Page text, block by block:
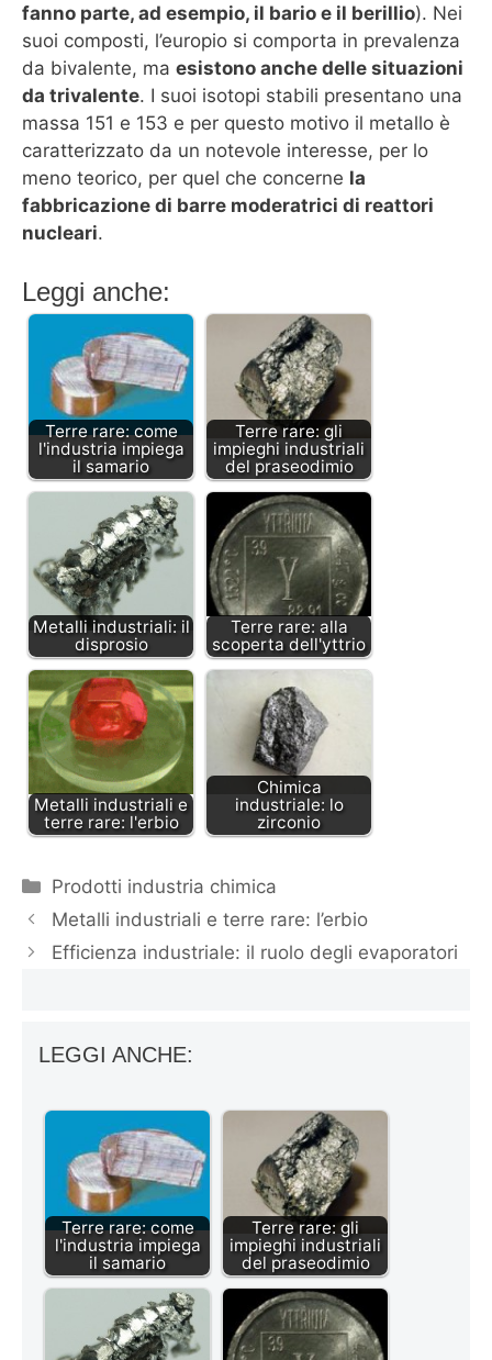
fanno parte, ad esempio, il bario e il berillio). Nei
suoi composti, l’europio si comporta in prevalenza
da bivalente, ma esistono anche delle situazioni
da trivalente. I suoi isotopi stabili presentano una
massa 151 e 153 e per questo motivo il metallo è
caratterizzato da un notevole interesse, per lo
meno teorico, per quel che concerne la
fabbricazione di barre moderatrici di reattori
nucleari.
Leggi anche:
Terre rare: come
l'industria impiega
il samario
Terre rare: gli
impieghi industriali
del praseodimio
Metalli industriali: il
disprosio
Terre rare: alla
scoperta dell'yttrio
Metalli industriali e
terre rare: l'erbio
Chimica
industriale: lo
zirconio
Categorie
Prodotti industria chimica
Metalli industriali e terre rare: l’erbio
Efficienza industriale: il ruolo degli evaporatori
LEGGI ANCHE:
Terre rare: come
l'industria impiega
il samario
Terre rare: gli
impieghi industriali
del praseodimio